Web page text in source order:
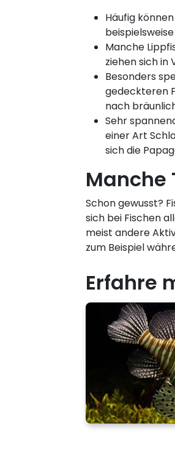
Häufig
Manche
ziehen sich in
Besonders
gedeckteren
nach
Sehr
einer Art
sich die
Manche
Schon gewusst?
sich bei Fischen
meist andere
zum Beispiel
Erfahre